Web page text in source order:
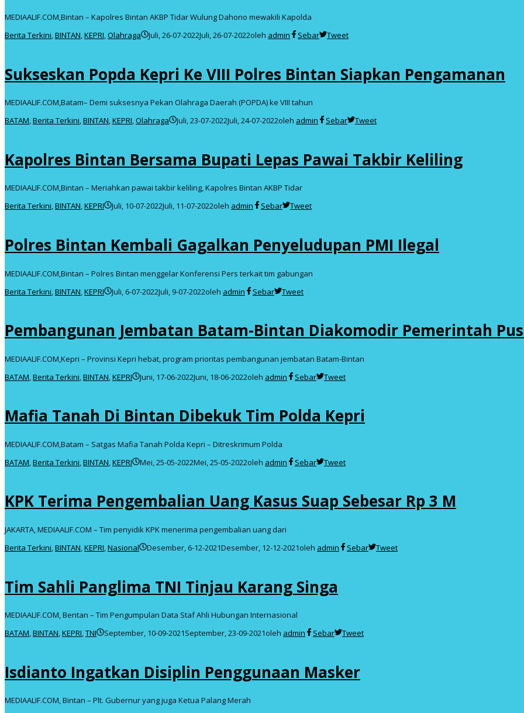
MEDIAALIF.COM,Bintan – Kapolres Bintan AKBP Tidar Wulung Dahono mewakili Kapolda
Berita Terkini,BINTAN,KEPRI,Olahraga Juli, 26-07-2022Juli, 26-07-2022oleh admin Sebar Tweet
Sukseskan Popda Kepri Ke VIII Polres Bintan Siapkan Pengamanan
MEDIAALIF.COM,Batam– Demi suksesnya Pekan Olahraga Daerah (POPDA) ke VIII tahun
BATAM,Berita Terkini,BINTAN,KEPRI,Olahraga Juli, 23-07-2022Juli, 24-07-2022oleh admin Sebar Tweet
Kapolres Bintan Bersama Bupati Lepas Pawai Takbir Keliling
MEDIAALIF.COM,Bintan – Meriahkan pawai takbir keliling, Kapolres Bintan AKBP Tidar
Berita Terkini,BINTAN,KEPRI Juli, 10-07-2022Juli, 11-07-2022oleh admin Sebar Tweet
Polres Bintan Kembali Gagalkan Penyeludupan PMI Ilegal
MEDIAALIF.COM,Bintan – Polres Bintan menggelar Konferensi Pers terkait tim gabungan
Berita Terkini BINTAN KEPRI Juli, 6-07-2022Juli, 9-07-2022oleh admin Sebar Tweet
Pembangunan Jembatan Batam-Bintan Diakomodir Pemerintah
MEDIAALIF.COM,Kepri – Provinsi Kepri hebat, program prioritas pembangunan jembatan Batam-Bintan
BATAM,Berita Terkini,BINTAN,KEPRI Juni, 17-06-2022Juni, 18-06-2022oleh admin Sebar Tweet
Mafia Tanah Di Bintan Dibekuk Tim Polda Kepri
MEDIAALIF.COM,Batam – Satgas Mafia Tanah Polda Kepri – Ditreskrimum Polda
BATAM,Berita Terkini,BINTAN,KEPRI Mei, 25-05-2022Mei, 25-05-2022oleh admin Sebar Tweet
KPK Terima Pengembalian Uang Kasus Suap Sebesar Rp 3 M
JAKARTA, MEDIAALIF.COM – Tim penyidik KPK menerima pengembalian uang dari
Berita Terkini,BINTAN,KEPRI,Nasional Desember, 6-12-2021Desember, 12-12-2021oleh admin Sebar Tweet
Tim Sahli Panglima TNI Tinjau Karang Singa
MEDIAALIF.COM, Bentan – Tim Pengumpulan Data Staf Ahli Hubungan Internasional
BATAM,BINTAN,KEPRI,TNI September, 10-09-2021September, 23-09-2021oleh admin Sebar Tweet
Isdianto Ingatkan Disiplin Penggunaan Masker
MEDIAALIF.COM, Bintan – Plt. Gubernur yang juga Ketua Palang Merah